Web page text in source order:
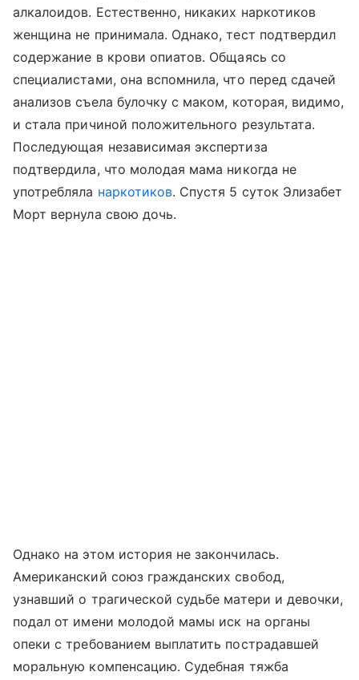
алкалоидов. Естественно, никаких наркотиков
женщина не принимала. Однако, тест подтвердил
содержание в крови опиатов. Общаясь со
специалистами, она вспомнила, что перед сдачей
анализов съела булочку с маком, которая, видимо,
и стала причиной положительного результата.
Последующая независимая экспертиза
подтвердила, что молодая мама никогда не
употребляла наркотиков. Спустя 5 суток Элизабет
Морт вернула свою дочь.
Однако на этом история не закончилась.
Американский союз гражданских свобод,
узнавший о трагической судьбе матери и девочки,
подал от имени молодой мамы иск на органы
опеки с требованием выплатить пострадавшей
моральную компенсацию. Судебная тяжба